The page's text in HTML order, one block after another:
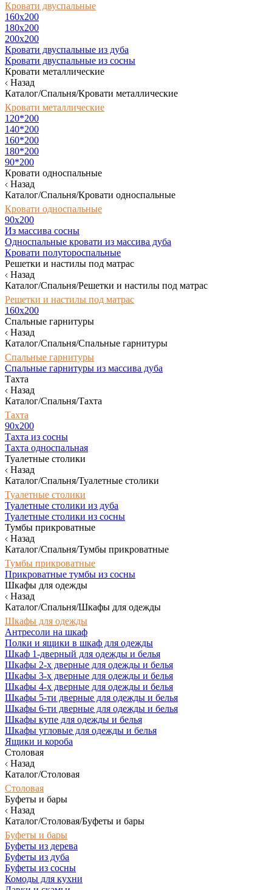
Кровати двуспальные
160х200
180x200
200x200
Кровати двуспальные из дуба
Кровати двуспальные из сосны
Кровати металлические
Назад
Каталог/Спальня/Кровати металлические
Кровати металлические
120*200
140*200
160*200
180*200
90*200
Кровати односпальные
Назад
Каталог/Спальня/Кровати односпальные
Кровати односпальные
90х200
Из массива сосны
Односпальные кровати из массива дуба
Кровати полутороспальные
Решетки и настилы под матрас
Назад
Каталог/Спальня/Решетки и настилы под матрас
Решетки и настилы под матрас
160х200
Спальные гарнитуры
Назад
Каталог/Спальня/Спальные гарнитуры
Спальные гарнитуры
Спальные гарнитуры из массива дуба
Тахта
Назад
Каталог/Спальня/Тахта
Тахта
90х200
Тахта из сосны
Тахта односпальная
Туалетные столики
Назад
Каталог/Спальня/Туалетные столики
Туалетные столики
Туалетные столики из дуба
Туалетные столики из сосны
Тумбы прикроватные
Назад
Каталог/Спальня/Тумбы прикроватные
Тумбы прикроватные
Прикроватные тумбы из сосны
Шкафы для одежды
Назад
Каталог/Спальня/Шкафы для одежды
Шкафы для одежды
Антресоли на шкаф
Полки и ящики в шкаф для одежды
Шкаф 1-дверный для одежды и белья
Шкафы 2-х дверные для одежды и белья
Шкафы 3-х дверные для одежды и белья
Шкафы 4-х дверные для одежды и белья
Шкафы 5-ти дверные для одежды и белья
Шкафы 6-ти дверные для одежды и белья
Шкафы купе для одежды и белья
Шкафы угловые для одежды и белья
Ящики и короба
Столовая
Назад
Каталог/Столовая
Столовая
Буфеты и бары
Назад
Каталог/Столовая/Буфеты и бары
Буфеты и бары
Буфеты из дерева
Буфеты из дуба
Буфеты из сосны
Комоды для кухни